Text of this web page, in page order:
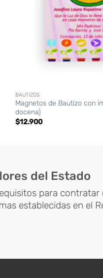
BAUTIZOS
Magnetos de Bautizo con
docena)
$12.900
del Estado
para contratar
establecidas en el